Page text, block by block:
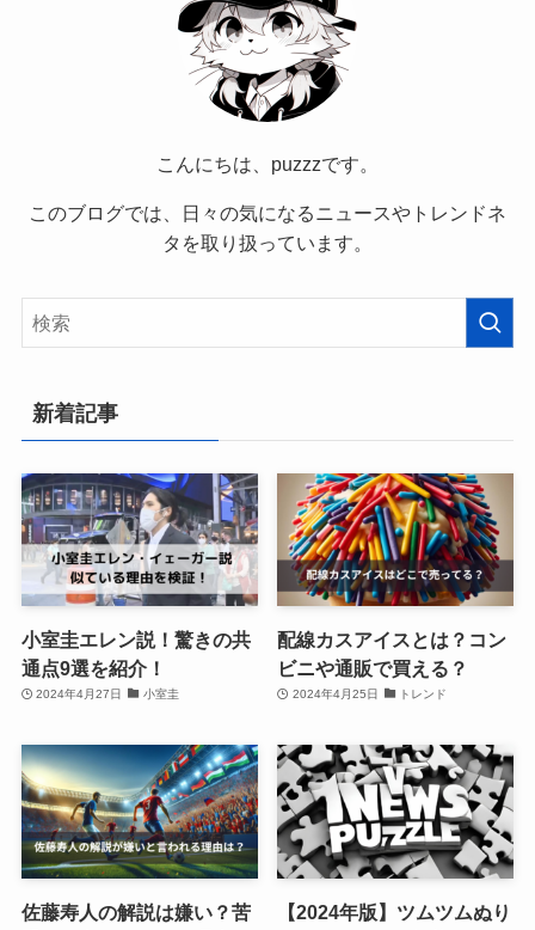
こんにちは、puzzzです。
このブログでは、日々の気になるニュースやトレンドネ
タを取り扱っています。
新着記事
小室圭エレン説！驚きの共
通点9選を紹介！
2024年4月27日 小室圭
配線カスアイスとは？コン
ビニや通販で買える？
2024年4月25日 トレンド
佐藤寿人の解説は嫌い？苦
【2024年版】ツムツムぬり